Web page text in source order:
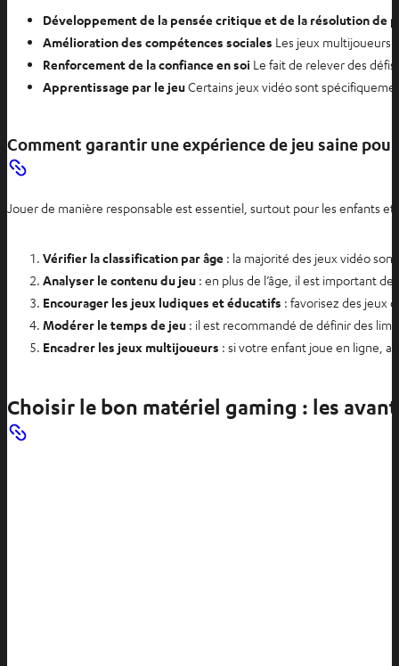
Développement de la pensée critique et de la résolution de
Amélioration des compétences sociales Les jeux multijoueurs
Renforcement de la confiance en soi Le fait de relever des
Apprentissage par le jeuCertains jeux vidéo sont
Comment garantir une expérience de jeu saine
Jouer de manière responsable est essentiel, surtout pour les enfants
Vérifier la classification par âge : la majorité des jeux vidéo
Analyser le contenu du jeu : en plus de l’âge, il est important
Encourager les jeux ludiques et éducatifs : favorisez des jeux
Modérer le temps de jeu : il est recommandé de définir des
Encadrer les jeux multijoueurs : si votre enfant joue en ligne,
Choisir le bon matériel gaming : les